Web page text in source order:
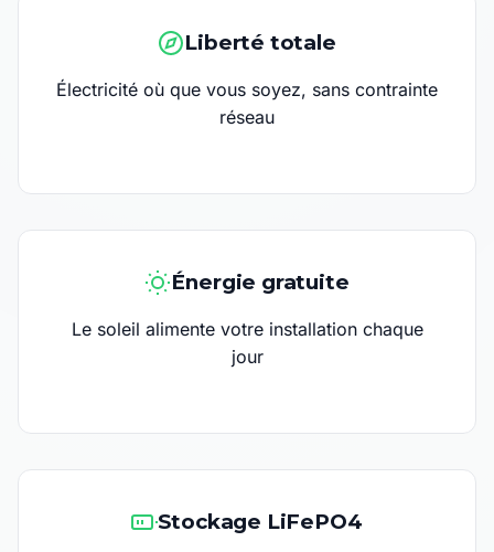
Liberté totale
Électricité où que vous soyez, sans contrainte
réseau
Énergie gratuite
Le soleil alimente votre installation chaque
jour
Stockage LiFePO4